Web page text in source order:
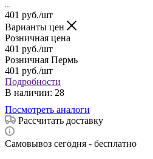
401 руб./шт
Варианты цен
Розничная цена
401 руб./шт
Розничная Пермь
401 руб./шт
Подробности
В наличии: 28
Посмотреть аналоги
Рассчитать доставку
Самовывоз сегодня - бесплатно